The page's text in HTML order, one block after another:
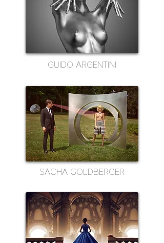
GUIDO ARGENTINI
SACHA GOLDBERGER